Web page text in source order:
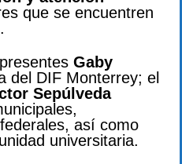
que se encuentren
Gaby
del DIF Monterrey; el
Sepúlveda
así como
universitaria.